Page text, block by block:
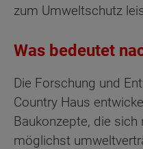
zum Umweltschutz
Was bedeutet
Die Forschung und
Country Haus
Baukonzepte, die
möglichst